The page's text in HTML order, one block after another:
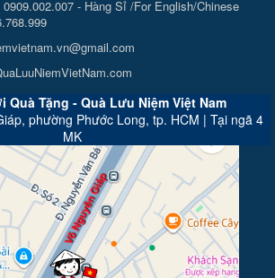
- Hàng Sỉ /For English/Chinese
Quà Tặng - Quà Lưu Niệm Việt Nam
phường Phước Long, tp. HCM | Tại ngã 4
MK